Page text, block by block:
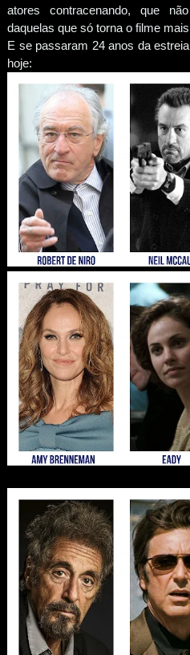
atores contracenando, que
daquelas que só torna o filme
E se passaram 24 anos da
hoje: